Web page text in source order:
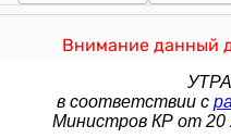
Внимание данный